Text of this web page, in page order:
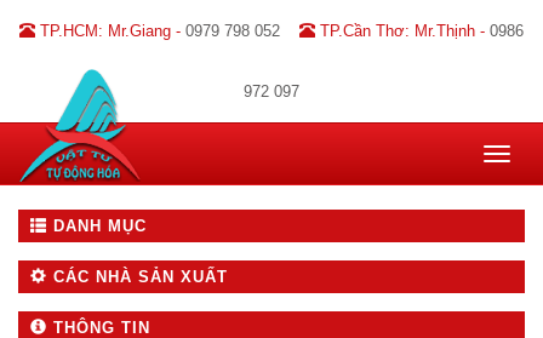
TP.HCM: Mr.Giang - 0979 798 052 TP.Cần Thơ: Mr.Thịnh - 0986
972 097
Toggle
DANH MỤC
CÁC NHÀ SẢN XUẤT
THÔNG TIN